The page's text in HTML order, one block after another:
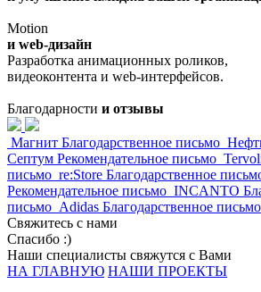
Motion
и web-дизайн
Разработка анимационных роликов,
видеоконтента и web-интерфейсов.
Благодарности и отзывы
Магнит Благодарственное письмо
Септум Рекомендательное письмо
письмо re:Store Благодарственное
Рекомендательное письмо INCANTO
письмо Adidas Благодарственное письмо
Свяжитесь с нами
Спасибо :)
Наши специалисты свяжутся с Вами
НА ГЛАВНУЮ НАШИ ПРОЕКТЫ